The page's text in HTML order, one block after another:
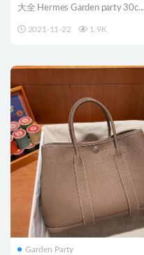
大全 Hermes Garden party 30c...
2021-11-22 1.9K
Garden Party